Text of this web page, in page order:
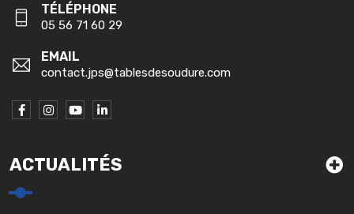
TÉLÉPHONE
05 56 71 60 29
EMAIL
contact.jps@tablesdesoudure.com
ACTUALITÉS